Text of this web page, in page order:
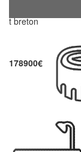
t breton
178900€